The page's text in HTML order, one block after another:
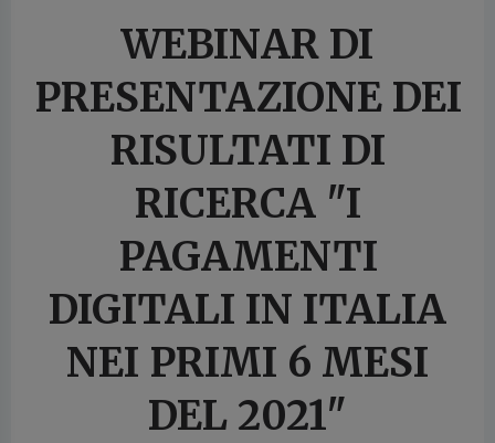
WEBINAR DI
PRESENTAZIONE DEI
RISULTATI DI
RICERCA "I
PAGAMENTI
DIGITALI IN ITALIA
NEI PRIMI 6 MESI
DEL 2021"